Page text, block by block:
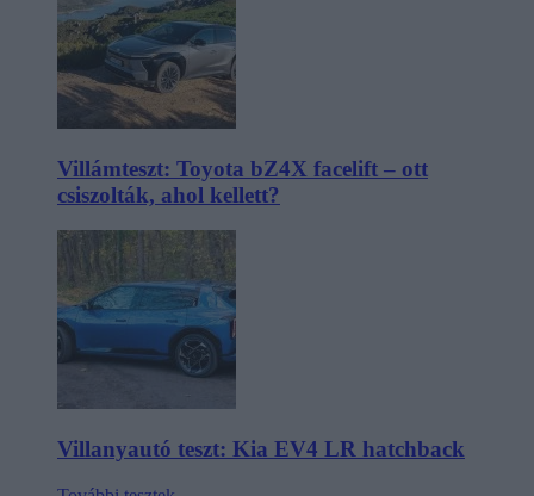
Villámteszt: Toyota bZ4X facelift – ott
csiszolták, ahol kellett?
Villanyautó teszt: Kia EV4 LR hatchback